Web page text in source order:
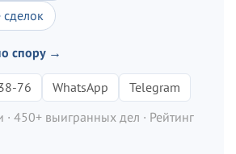
спору →
76 WhatsApp
Telegram
· 450+ выигранных дел · Рейтинг